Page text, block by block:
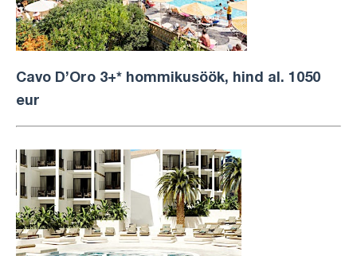
Cavo D’Oro 3+* hommikusöök, hind al. 1050
eur